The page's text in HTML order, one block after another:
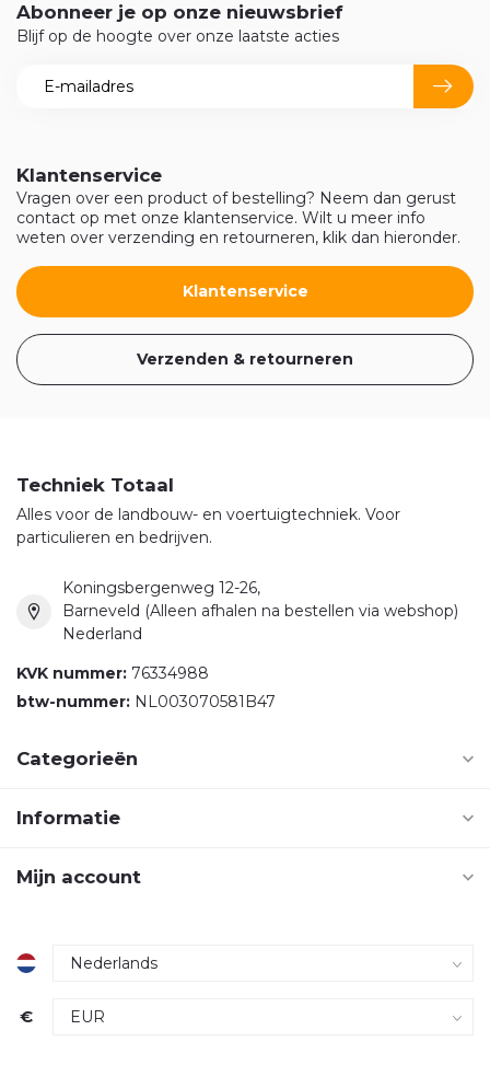
Klantenservice
Vragen over een product of bestelling? Neem dan gerust
contact op met onze klantenservice. Wilt u meer info
weten over verzending en retourneren, klik dan hieronder.
Klantenservice
Verzenden & retourneren
Abonneer je op onze nieuwsbrief
Blijf op de hoogte over onze laatste acties
Techniek Totaal
Alles voor de landbouw- en voertuigtechniek. Voor
particulieren en bedrijven.
Koningsbergenweg 12-26,
Barneveld (Alleen afhalen na bestellen via webshop)
Nederland
KVK nummer: 76334988
btw-nummer: NL003070581B47
Categorieën
Informatie
Mijn account
€